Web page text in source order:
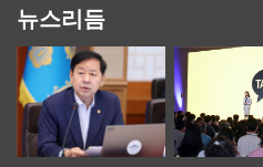
뉴스리듬